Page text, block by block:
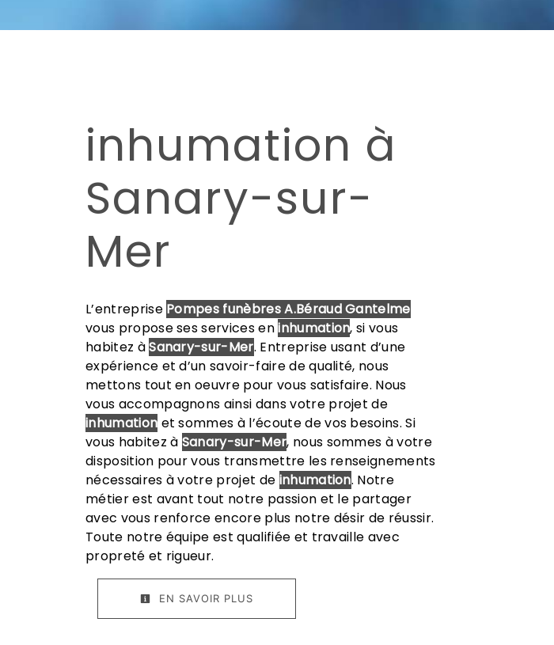
inhumation à
Sanary-sur-
Mer
L’entreprise Pompes funèbres A.Béraud Gantelme
vous propose ses services eninhumation, si vous
habitez àSanary-sur-Mer. Entreprise usant d’une
expérience et d’un savoir-faire de qualité, nous
mettons tout en oeuvre pour vous satisfaire. Nous
vous accompagnons ainsi dans votre projet de
inhumation et sommes à l’écoute de vos besoins. Si
vous habitez à Sanary-sur-Mer, nous sommes à votre
disposition pour vous transmettre les renseignements
nécessaires à votre projet de inhumation. Notre
métier est avant tout notre passion et le partager
avec vous renforce encore plus notre désir de réussir.
Toute notre équipe est qualifiée et travaille avec
propreté et rigueur.
EN SAVOIR PLUS